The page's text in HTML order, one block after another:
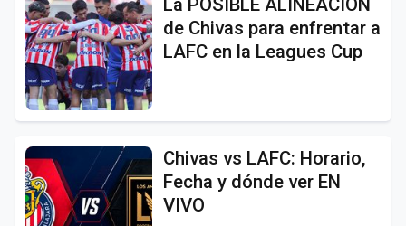
de Chivas para enfrentar a
LAFC en la Leagues Cup
Chivas vs LAFC: Horario,
Fecha y dónde ver EN
VIVO